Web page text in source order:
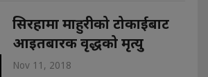
सिरहामा माहुरीको टोकाईबाट
आइतबारक वृद्धको मृत्यु
Nov 11, 2018